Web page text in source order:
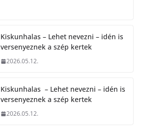
Kiskunhalas – Lehet nevezni – idén is
versenyeznek a szép kertek
2026.05.12.
Kiskunhalas – Lehet nevezni – idén is
versenyeznek a szép kertek
2026.05.12.